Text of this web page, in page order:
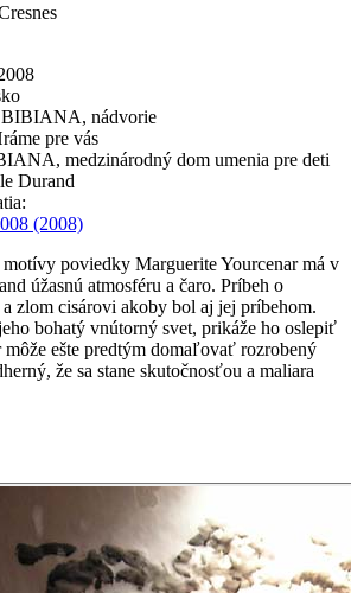
BIBIANA, nádvorie
pre vás
medzinárodný dom umenia pre deti
Durand
:
(2008)
poviedky Marguerite Yourcenar má v
úžasnú atmosféru a čaro. Príbeh o
zlom cisárovi akoby bol aj jej príbehom.
bohatý vnútorný svet, prikáže ho oslepiť
ešte predtým domaľovať rozrobený
že sa stane skutočnosťou a maliara